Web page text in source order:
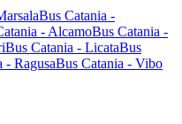
Bus Catania -
- AlcamoBus Catania -
Bus Catania - LicataBus
- RagusaBus Catania - Vibo